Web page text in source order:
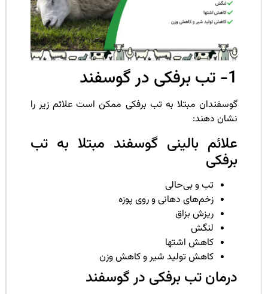
مبتلا به تب برفکی ممکن است علائم زیر را
دهند:
بالینی گوسفند مبتلا به تب
تب و بی‌حالی
زخم‌های دهانی و روی پوزه
ریزش بزاق
کاهش اشتها
کاهش تولید شیر و کاهش وزن
تب برفکی در گوسفند